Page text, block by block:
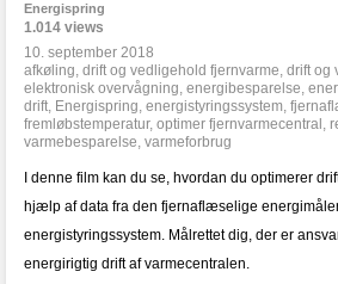
Energispring
1.014 views
10. september 2018
afkøling, drift og vedligehold fjernvarme, drift og
elektronisk overvågning, energibesparelse,
drift, Energispring, energistyringssystem,
fremløbstemperatur, optimer fjernvarmecentral ,
varmebesparelse, varmeforbrug
I denne film kan du se, hvordan du optimerer
hjælp af data fra den fjernaflæselige
energistyringssystem. Målrettet dig, der er
energirigtig drift af varmecentralen.